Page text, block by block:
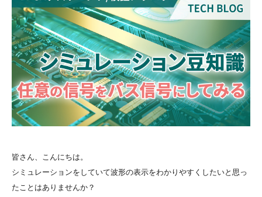
皆さん、こんにちは。
シミュレーションをしていて波形の表示をわかりやすくしたいと思っ
たことはありませんか？